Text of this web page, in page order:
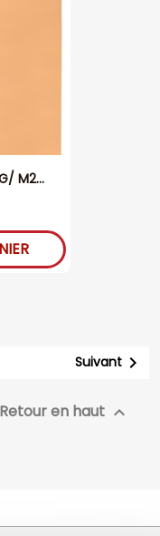
M2...
Suivant 
Retour en haut 